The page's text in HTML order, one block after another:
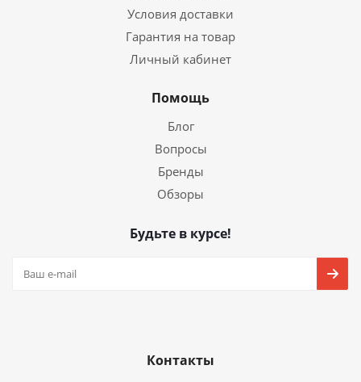
Условия доставки
Гарантия на товар
Личный кабинет
Помощь
Блог
Вопросы
Бренды
Обзоры
Будьте в курсе!
Контакты